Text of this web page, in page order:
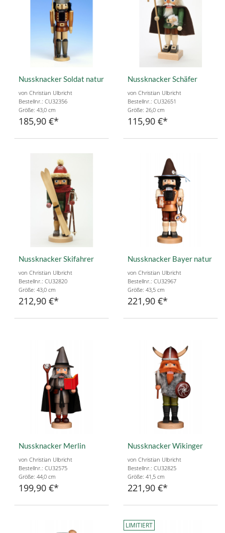
Nussknacker Soldat natur
von Christian Ulbricht
Bestellnr.: CU32356
Größe: 43,0 cm
185,90 €
Nussknacker Schäfer
von Christian Ulbricht
Bestellnr.: CU32651
Größe: 26,0 cm
115,90 €
Nussknacker Skifahrer
von Christian Ulbricht
Bestellnr.: CU32820
Größe: 43,0 cm
212,90 €
Nussknacker Bayer natur
von Christian Ulbricht
Bestellnr.: CU32967
Größe: 43,5 cm
221,90 €
Nussknacker Merlin
von Christian Ulbricht
Bestellnr.: CU32575
Größe: 44,0 cm
199,90 €
Nussknacker Wikinger
von Christian Ulbricht
Bestellnr.: CU32825
Größe: 41,5 cm
221,90 €
LIMITIERT